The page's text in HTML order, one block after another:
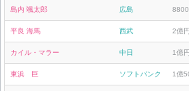
島内 颯太郎 広島 8800
平良 海馬 西武 2億円
カイル・マラー 中日 1億円
東浜 巨 ソフトバンク 1億